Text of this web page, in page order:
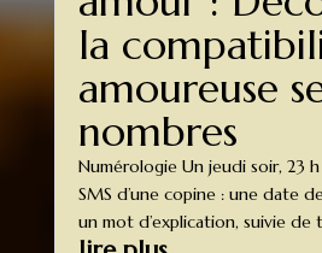
la
amoureuse
nombres
Numérologie Un jeudi soir, 23
SMS d’une copine : une date
un mot d’explication, suivie de